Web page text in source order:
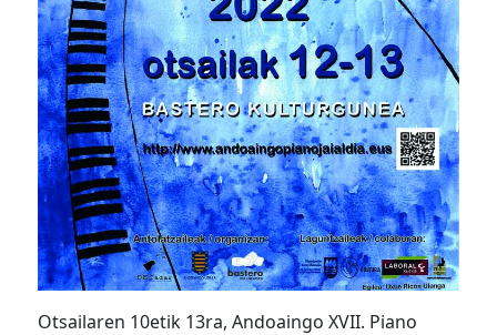
Otsailaren 10etik 13ra, Andoaingo XVII. Piano